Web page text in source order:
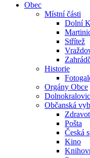
Obec
Místní části
Dolní
Střítež
Historie
Orgány Obce
Občanská
Pošta
Česká
Kino